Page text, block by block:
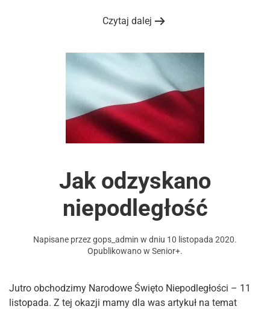
Czytaj dalej
Jak odzyskano
niepodległość
Napisane przezgops_admin w dniu 10 listopada 2020.
Opublikowano w Senior+.
Jutro obchodzimy Narodowe Święto Niepodległości – 11
listopada. Z tej okazji mamy dla was artykuł na temat